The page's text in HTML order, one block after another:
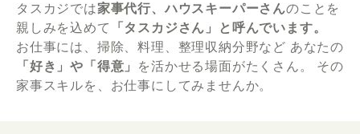
タスカジでは家事代行、ハウスキーパーさんのことを
親しみを込めて
「タスカジさん」と呼んでいます。
お仕事には、掃除、料理、整理収納分野など あなたの
「好き」や「得意」
を活かせる場面がたくさん。
その
家事スキルを、お仕事にしてみませんか。